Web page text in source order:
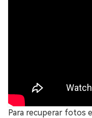
Para recuperar fotos